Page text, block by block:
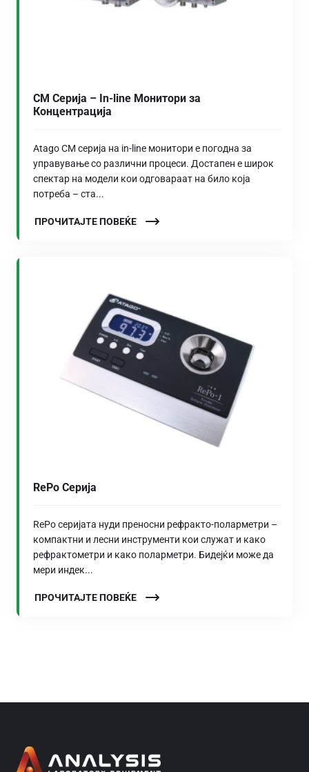
CM Серија – In-line Монитори за
Концентрација
Atago CM серија на in-line монитори е погодна за
управување со различни процеси. Достапен е широк
спектар на модели кои одговараат на било која
потреба – ста...
ПРОЧИТАЈТЕ ПОВЕЌЕ
RePo Серија
RePo серијата нуди преносни рефракто-поларметри –
компактни и лесни инструменти кои служат и како
рефрактометри и како поларметри. Бидејќи може да
мери индек...
ПРОЧИТАЈТЕ ПОВЕЌЕ